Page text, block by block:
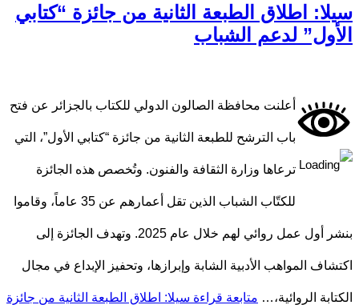
سيلا: اطلاق الطبعة الثانية من جائزة “كتابي
الأول” لدعم الشباب
أعلنت محافظة الصالون الدولي للكتاب بالجزائر عن فتح
باب الترشح للطبعة الثانية من جائزة “كتابي الأول”، التي
ترعاها وزارة الثقافة والفنون. وتُخصص هذه الجائزة
للكتّاب الشباب الذين تقل أعمارهم عن 35 عاماً، وقاموا
بنشر أول عمل روائي لهم خلال عام 2025. وتهدف الجائزة إلى
اكتشاف المواهب الأدبية الشابة وإبرازها، وتحفيز الإبداع في مجال
الكتابة الروائية،… متابعة قراءة سيلا: اطلاق الطبعة الثانية من جائزة